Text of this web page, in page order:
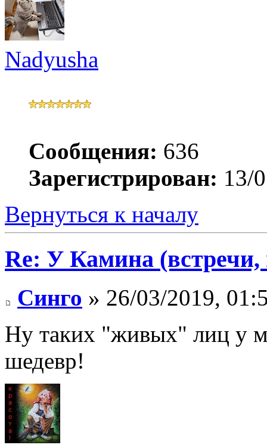
Nadyusha
Сообщения: 636
Зарегистрирован: 13/
Вернуться к началу
Re: У Камина
Синго » 26/03/2019,
Ну таких "живых" лиц у
шедевр!